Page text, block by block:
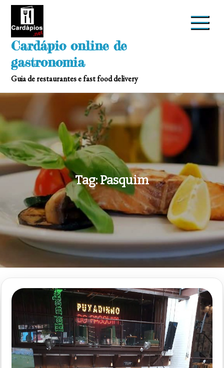
Skip
Cardápio online de
gastronomia
Guia de restaurantes e fast food delivery
Tag:Pasquim